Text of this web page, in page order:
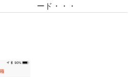
ード・・・